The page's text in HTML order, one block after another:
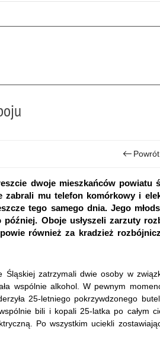
Powrót
dwoje mieszkańców powiatu
zabrali mu telefon komórkowy i
tego samego dnia. Jego
później. Oboje usłyszeli zarzuty
również za kradzież
Śląskiej zatrzymali dwie osoby w
wspólnie alkohol. W pewnym
25-letniego pokrzywdzonego
bili i kopali 25-latka po całym
Po wszystkim uciekli